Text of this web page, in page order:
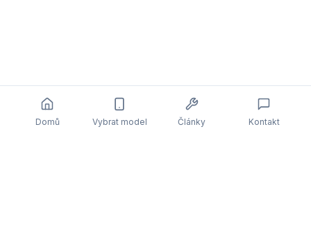
Domů Vybrat model Články Kontakt